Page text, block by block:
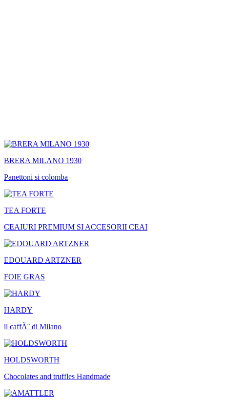
BRERA MILANO 1930
Panettoni si colomba
TEA FORTE
CEAIURI PREMIUM SI ACCESORII CEAI
EDOUARD ARTZNER
FOIE GRAS
HARDY
il caffÃ¨ di Milano
HOLDSWORTH
Chocolates and truffles Handmade